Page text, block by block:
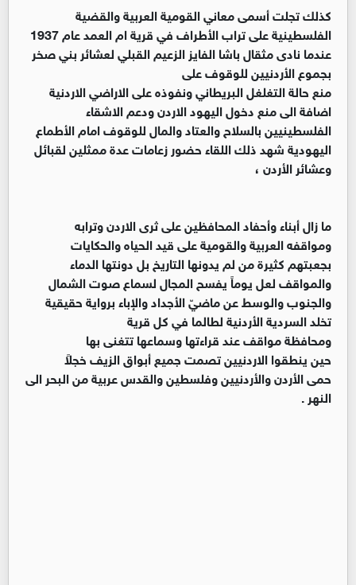
كذلك تجلت أسمى معاني القومية العربية والقضية
الفلسطينية على تراب الأطراف في قرية ام العمد عام 1937
عندما نادى مثقال باشا الفايز الزعيم القبلي لعشائر بني صخر
بجموع الأردنيين للوقوف على
منع حالة التغلغل البريطاني ونفوذه على الاراضي الاردنية
اضافة الى منع دخول اليهود الاردن ودعم الاشقاء
الفلسطينيين بالسلاح والعتاد والمال للوقوف امام الأطماع
اليهودية شهد ذلك اللقاء حضور زعامات عدة ممثلين لقبائل
وعشائر الأردن ،
ما زال أبناء وأحفاد المحافظين على ثرى الاردن وترابه
ومواقفه العربية والقومية على قيد الحياه والحكايات
بجعبتهم كثيرة من لم يدونها التاريخ بل دونتها الدماء
والمواقف لعل يوماً يفسح المجال لسماع صوت الشمال
والجنوب والوسط عن ماضيّ الأجداد والإباء برواية حقيقية
تخلد السردية الأردنية لطالما في كل قرية
ومحافظة مواقف عند قراءتها وسماعها تتغنى بها
حين ينطقوا الاردنيين تصمت جميع أبواق الزيف خجلاً
حمى الأردن والأردنيين وفلسطين والقدس عربية من البحر الى
النهر .